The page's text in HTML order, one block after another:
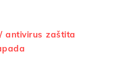
antivirus zaštita